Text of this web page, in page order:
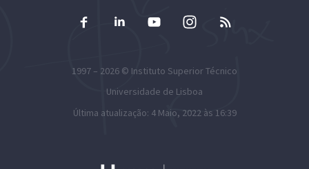
1997 – 2026 © Instituto Superior Técnico
Universidade de Lisboa
Última atualização: 4 Maio, 2022 às 16:39